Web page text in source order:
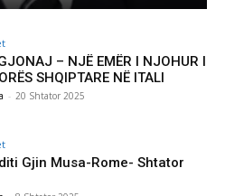
– NJË EMËR I NJOHUR I
SHQIPTARE NË ITALI
- 20 Shtator 2025
Gjin Musa-Rome- Shtator